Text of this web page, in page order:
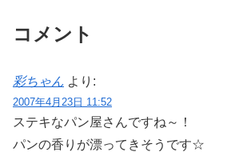
コメント
彩ちゃん より:
2007年4月23日 11:52
ステキなパン屋さんですね～！
パンの香りが漂ってきそうです☆